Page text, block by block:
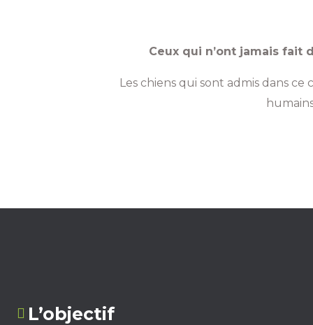
Ceux qui n’ont jamais fait
Les chiens qui sont admis dans
L’objectif